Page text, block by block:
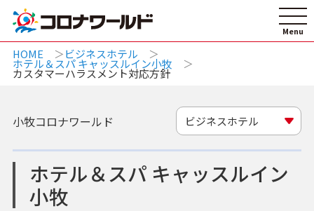
HOME ビジネスホテル
ホテル＆スパ キャッスルイン小牧
カスタマーハラスメント対応方針
ホテル＆スパ キャッスルイン
小牧
小牧コロナワールド ビジネスホテル